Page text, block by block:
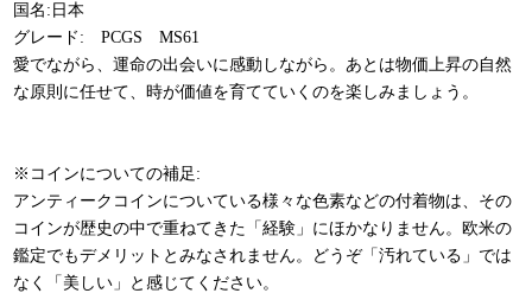
国名:日本
グレード: PCGS MS61
愛でながら、運命の出会いに感動しながら。あとは物価上昇の自然
な原則に任せて、時が価値を育てていくのを楽しみましょう。
※コインについての補足:
アンティークコインについている様々な色素などの付着物は、その
コインが歴史の中で重ねてきた「経験」にほかなりません。欧米の
鑑定でもデメリットとみなされません。どうぞ「汚れている」では
なく「美しい」と感じてください。